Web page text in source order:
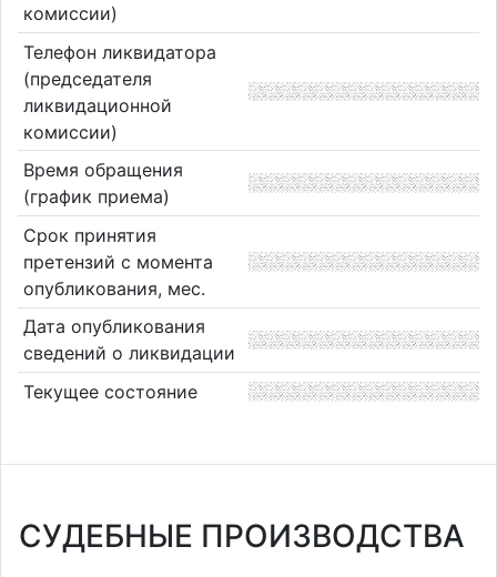
комиссии)
Телефон ликвидатора
(председателя
ликвидационной
комиссии)
Время обращения
(график приема)
Срок принятия
претензий с момента
опубликования, мес.
Дата опубликования
сведений о ликвидации
Текущее состояние
СУДЕБНЫЕ ПРОИЗВОДСТВА